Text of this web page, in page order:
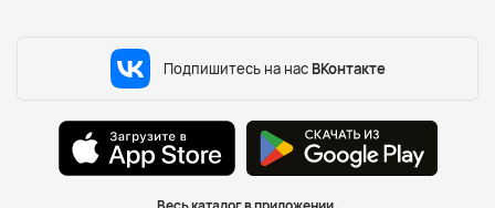
Подпишитесь на нас ВКонтакте